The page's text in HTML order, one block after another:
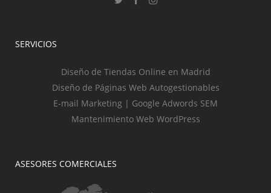
SERVICIOS
Diseño de Tiendas Online en Madrid
Diseño de Páginas Web Autogestionables
E-mail Marketing | Google Adwords SEM
Mantenimiento Web WordPress
ASESORES COMERCIALES